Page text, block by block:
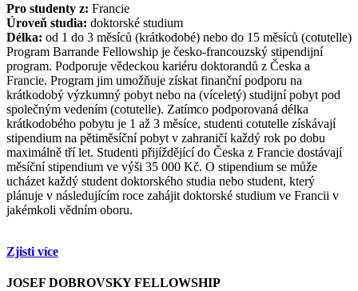
Pro studenty z: Francie
Úroveň studia: doktorské studium
Délka: od 1 do 3 měsíců (krátkodobé) nebo do 15 měsíců (cotutelle)
Program Barrande Fellowship je česko-francouzský stipendijní
program. Podporuje vědeckou kariéru doktorandů z Česka a
Francie. Program jim umožňuje získat finanční podporu na
krátkodobý výzkumný pobyt nebo na (víceletý) studijní pobyt pod
společným vedením (cotutelle). Zatímco podporovaná délka
krátkodobého pobytu je 1 až 3 měsíce, studenti cotutelle získávají
stipendium na pětiměsíční pobyt v zahraničí každý rok po dobu
maximálně tří let. Studenti přijíždějící do Česka z Francie dostávají
měsíční stipendium ve výši 35 000 Kč. O stipendium se může
ucházet každý student doktorského studia nebo student, který
plánuje v následujícím roce zahájit doktorské studium ve Francii v
jakémkoli vědním oboru.
Zjisti více
JOSEF DOBROVSKY FELLOWSHIP